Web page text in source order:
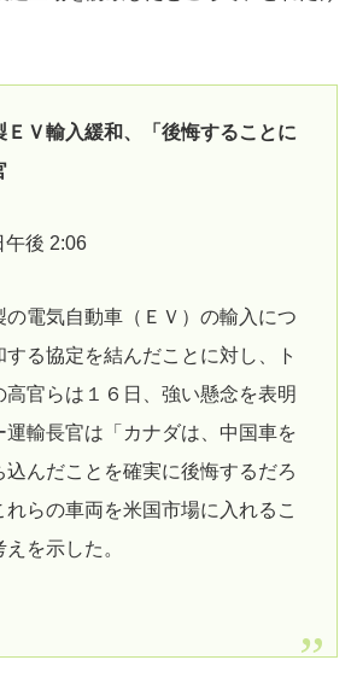
ＥＶ輸入緩和、「後悔することに
午後 2:06
の電気自動車（ＥＶ）の輸入につ
する協定を結んだことに対し、ト
高官らは１６日、強い懸念を表明
運輸長官は「カナダは、中国車を
込んだことを確実に後悔するだろ
れらの車両を米国市場に入れるこ
を示した。